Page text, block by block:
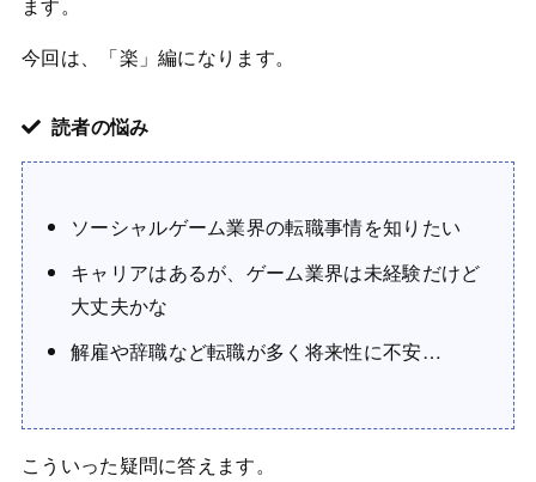
今回は、「楽」編になります。
読者の悩み
ソーシャルゲーム業界の転職事情を知りたい
キャリアはあるが、ゲーム業界は未経験だけど
大丈夫かな
解雇や辞職など転職が多く将来性に不安…
こういった疑問に答えます。